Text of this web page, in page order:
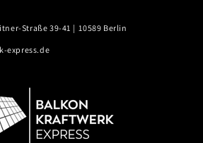
Straße 39-41 | 10589 Berlin
express.de